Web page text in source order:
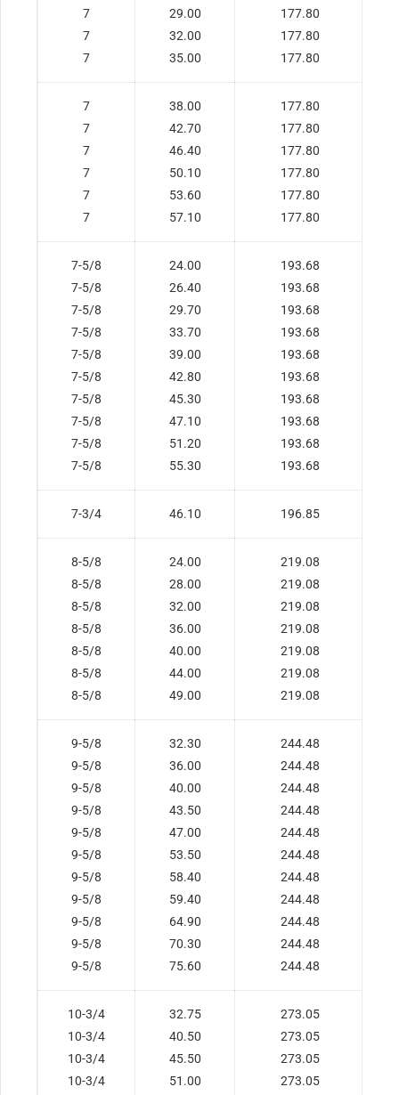
7
7
7
29.00
32.00
35.00
177.80
177.80
177.80
7
7
7
7
7
7
38.00
42.70
46.40
50.10
53.60
57.10
177.80
177.80
177.80
177.80
177.80
177.80
7-5/8
7-5/8
7-5/8
7-5/8
7-5/8
7-5/8
7-5/8
7-5/8
7-5/8
7-5/8
24.00
26.40
29.70
33.70
39.00
42.80
45.30
47.10
51.20
55.30
193.68
193.68
193.68
193.68
193.68
193.68
193.68
193.68
193.68
193.68
7-3/4 46.10 196.85
8-5/8
8-5/8
8-5/8
8-5/8
8-5/8
8-5/8
8-5/8
24.00
28.00
32.00
36.00
40.00
44.00
49.00
219.08
219.08
219.08
219.08
219.08
219.08
219.08
9-5/8
9-5/8
9-5/8
9-5/8
9-5/8
9-5/8
9-5/8
9-5/8
9-5/8
9-5/8
9-5/8
32.30
36.00
40.00
43.50
47.00
53.50
58.40
59.40
64.90
70.30
75.60
244.48
244.48
244.48
244.48
244.48
244.48
244.48
244.48
244.48
244.48
244.48
10-3/4
10-3/4
10-3/4
10-3/4
32.75
40.50
45.50
51.00
273.05
273.05
273.05
273.05